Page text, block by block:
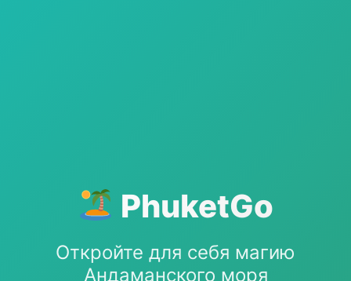
PhuketGo
Откройте для себя магию
Андаманского моря